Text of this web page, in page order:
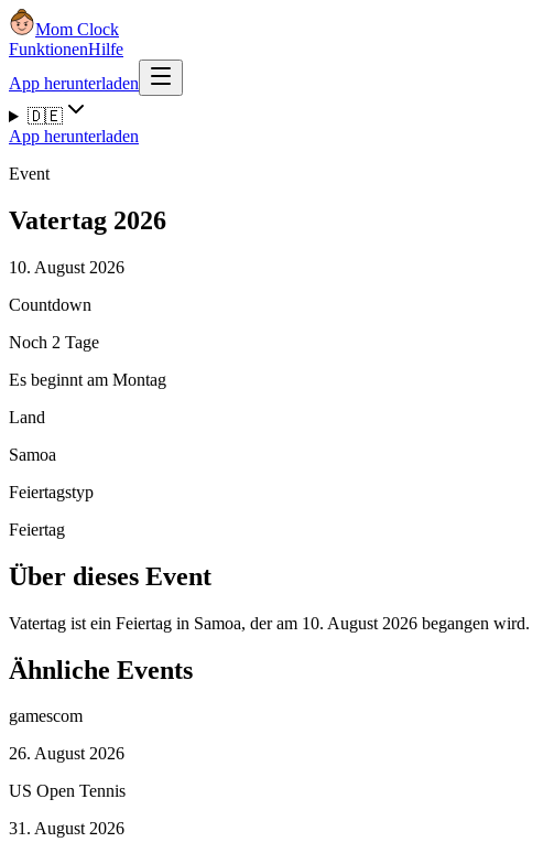
Mom Clock
FunktionenHilfe
App herunterladen
🇩🇪
App herunterladen
Event
Vatertag 2026
10. August 2026
Countdown
Noch 2 Tage
Es beginnt am Montag
Land
Samoa
Feiertagstyp
Feiertag
Über dieses Event
Vatertag ist ein Feiertag in Samoa, der am 10. August 2026 begangen wird.
Ähnliche Events
gamescom
26. August 2026
US Open Tennis
31. August 2026